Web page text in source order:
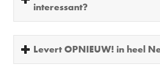
interessant?
Levert OPNIEUW! in heel